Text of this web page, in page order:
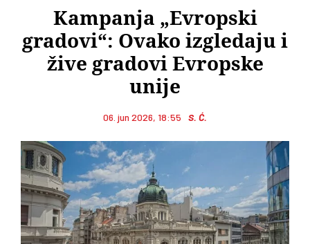
Kampanja „Evropski
gradovi“: Ovako izgledaju i
žive gradovi Evropske
unije
06. jun 2026, 18:55 S. Ć.